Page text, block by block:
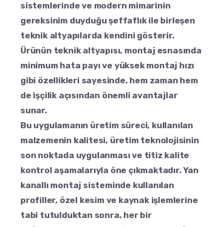
sistemlerinde ve modern mimarinin
gereksinim duyduğu şeffaflık ile birleşen
teknik altyapılarda kendini gösterir.
Ürünün teknik altyapısı, montaj esnasında
minimum hata payı ve yüksek montaj hızı
gibi özellikleri sayesinde, hem zaman hem
de işçilik açısından önemli avantajlar
sunar.
Bu uygulamanın üretim süreci, kullanılan
malzemenin kalitesi, üretim teknolojisinin
son noktada uygulanması ve titiz kalite
kontrol aşamalarıyla öne çıkmaktadır. Yan
kanallı montaj sisteminde kullanılan
profiller, özel kesim ve kaynak işlemlerine
tabi tutulduktan sonra, her bir